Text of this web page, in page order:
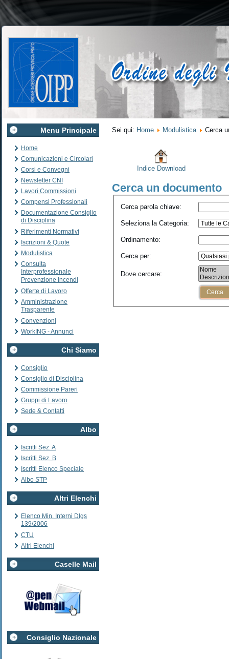
Menu Principale
Home
Comunicazioni e Circolari
Corsi e Convegni
Newsletter CNI
Lavori Commissioni
Compensi Professionali
Documentazione Consiglio
di Disciplina
Riferimenti Normativi
Iscrizioni & Quote
Modulistica
Consulta
Interprofessionale
Prevenzione Incendi
Offerte di Lavoro
Amministrazione
Trasparente
Convenzioni
WorkING - Annunci
Chi Siamo
Consiglio
Consiglio di Disciplina
Commissione Pareri
Gruppi di Lavoro
Sede & Contatti
Albo
Iscritti Sez. A
Iscritti Sez. B
Iscritti Elenco Speciale
Albo STP
Altri Elenchi
Elenco Min. Interni Dlgs
139/2006
CTU
Altri Elenchi
Caselle Mail
Consiglio Nazionale
Sei qui: Home Modulistica Cerca
Indice Download
Cerca un documento
Cerca parola chiave:
Seleziona la Categoria:
Ordinamento:
Cerca per:
Dove cercare: